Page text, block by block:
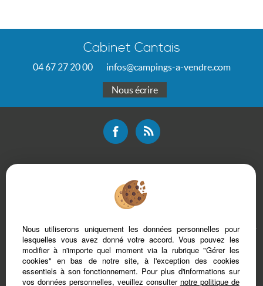
Cabinet Cantais
04 67 27 20 00 infos@campings-a-vendre.com
Nous écrire
Bareme d'honoraires
Nous utiliserons uniquement les données personnelles pour
lesquelles vous avez donné votre accord. Vous pouvez les
modifier à n'importe quel moment via la rubrique "Gérer les
cookies" en bas de notre site, à l'exception des cookies
essentiels à son fonctionnement. Pour plus d'informations sur
vos données personnelles, veuillez consulter notre politique de